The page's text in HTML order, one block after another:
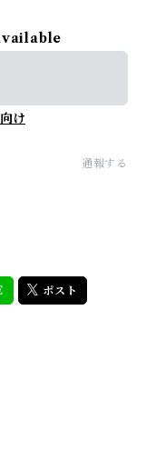
け
通報する
ポスト